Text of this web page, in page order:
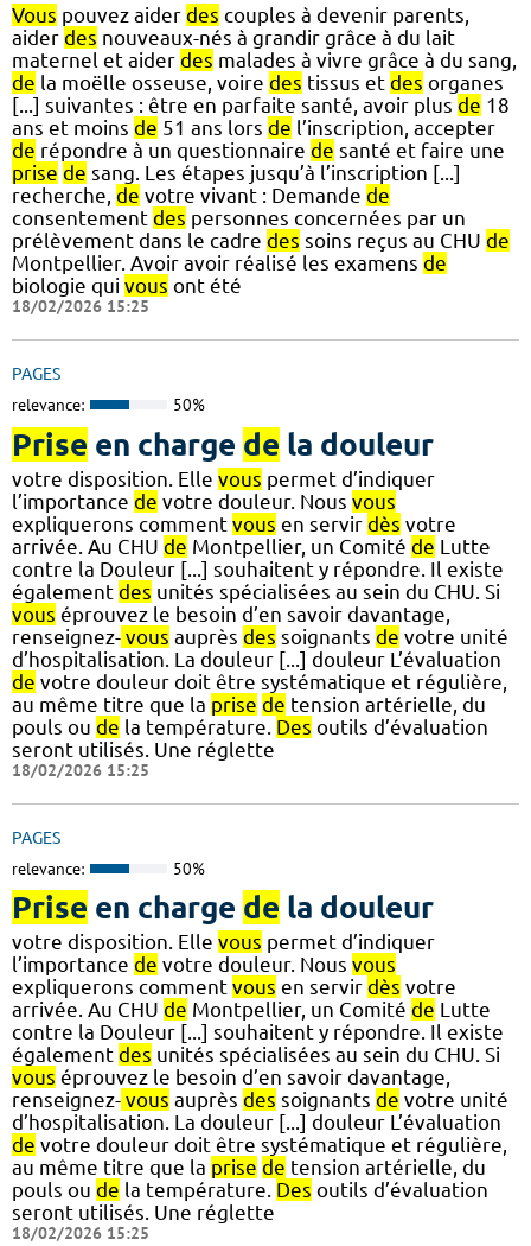
Vous pouvez aider des couples à devenir parents,
aider des nouveaux-nés à grandir grâce à du lait
maternel et aider des malades à vivre grâce à du sang,
de la moëlle osseuse, voire des tissus et des organes
[...] suivantes : être en parfaite santé, avoir plus de 18
ans et moins de 51 ans lors de l’inscription, accepter
de répondre à un questionnaire de santé et faire une
prise de sang. Les étapes jusqu’à l’inscription [...]
recherche, de votre vivant : Demande de
consentement des personnes concernées par un
prélèvement dans le cadre des soins reçus au CHU de
Montpellier. Avoir avoir réalisé les examens de
biologie qui vous ont été
18/02/2026 15:25
PAGES
relevance: 50%
Prise en charge de la douleur
votre disposition. Elle vous permet d’indiquer
l’importance de votre douleur. Nous vous
expliquerons comment vous en servir dès votre
arrivée. Au CHU de Montpellier, un Comité de Lutte
contre la Douleur [...] souhaitent y répondre. Il existe
également des unités spécialisées au sein du CHU. Si
vous éprouvez le besoin d’en savoir davantage,
renseignez- vous auprès des soignants de votre unité
d’hospitalisation. La douleur [...] douleur L’évaluation
de votre douleur doit être systématique et régulière,
au même titre que la prise de tension artérielle, du
pouls ou de la température. Des outils d’évaluation
seront utilisés. Une réglette
18/02/2026 15:25
PAGES
relevance: 50%
Prise en charge de la douleur
votre disposition. Elle vous permet d’indiquer
l’importance de votre douleur. Nous vous
expliquerons comment vous en servir dès votre
arrivée. Au CHU de Montpellier, un Comité de Lutte
contre la Douleur [...] souhaitent y répondre. Il existe
également des unités spécialisées au sein du CHU. Si
vous éprouvez le besoin d’en savoir davantage,
renseignez- vous auprès des soignants de votre unité
d’hospitalisation. La douleur [...] douleur L’évaluation
de votre douleur doit être systématique et régulière,
au même titre que la prise de tension artérielle, du
pouls ou de la température. Des outils d’évaluation
seront utilisés. Une réglette
18/02/2026 15:25